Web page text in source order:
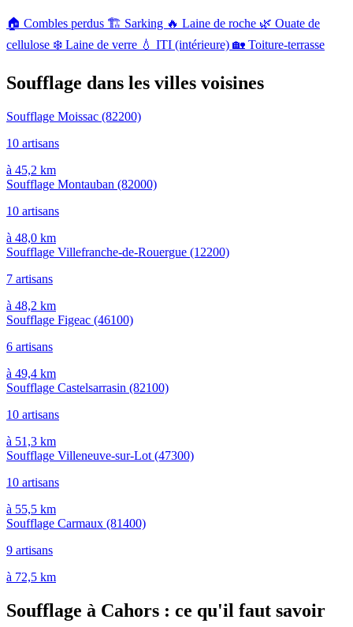
🏠 Combles perdus 🏗️ Sarking 🔥 Laine de roche 🌿 Ouate de
cellulose ❄️ Laine de verre 💧 ITI (intérieure) 🏡 Toiture-terrasse
Soufflage dans les villes voisines
Soufflage Moissac (82200)
10 artisans
à 45,2 km
Soufflage Montauban (82000)
10 artisans
à 48,0 km
Soufflage Villefranche-de-Rouergue (12200)
7 artisans
à 48,2 km
Soufflage Figeac (46100)
6 artisans
à 49,4 km
Soufflage Castelsarrasin (82100)
10 artisans
à 51,3 km
Soufflage Villeneuve-sur-Lot (47300)
10 artisans
à 55,5 km
Soufflage Carmaux (81400)
9 artisans
à 72,5 km
Soufflage à Cahors : ce qu'il faut savoir